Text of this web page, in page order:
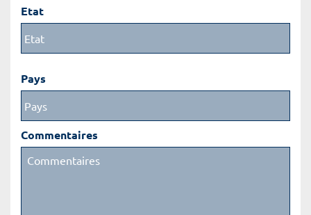
Etat
Pays
Commentaires